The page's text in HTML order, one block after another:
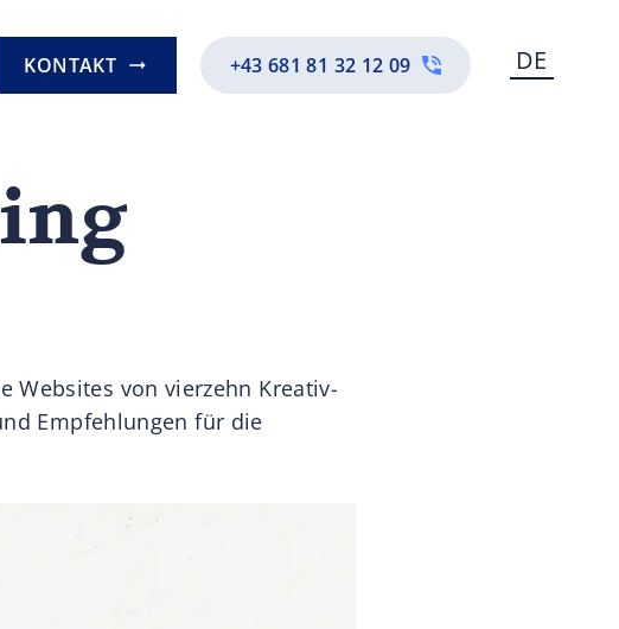
KONTAKT +43 681 81 32 12 09 DE
Websites von vierzehn Kreativ-
Empfehlungen für die